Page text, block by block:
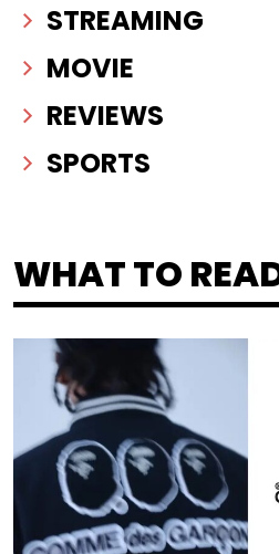
STREAMING
MOVIE
REVIEWS
SPORTS
WHAT TO